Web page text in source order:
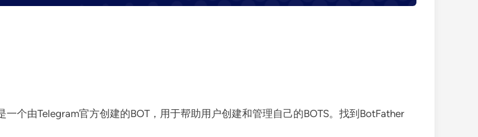
个由Telegram官方创建的BOT，用于帮助用户创建和管理自己的BOTS。找到BotFather